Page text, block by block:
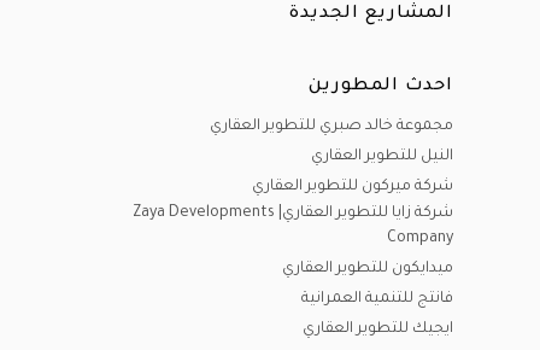
المشاريع الجديدة
احدث المطورين
مجموعة خالد صبري للتطوير العقاري
النيل للتطوير العقاري
شركة ميركون للتطوير العقاري
شركة زايا للتطوير العقاري| Zaya Developments
Company
ميدايكون للتطوير العقاري
فانتج للتنمية العمرانية
ايجيك للتطوير العقاري